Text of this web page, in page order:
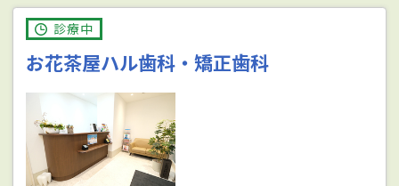
診療中
お花茶屋ハル歯科・矯正歯科